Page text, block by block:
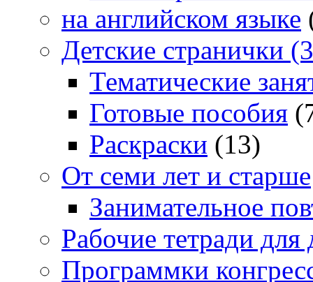
на английском языке
Детские странички
Тематические
Готовые пособия
Раскраски (13)
От семи лет и старше
Занимательное
Рабочие тетради для
Программки